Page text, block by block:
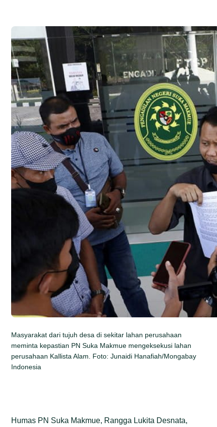
Masyarakat dari tujuh desa di sekitar lahan perusahaan
meminta kepastian PN Suka Makmue mengeksekusi lahan
perusahaan Kallista Alam. Foto: Junaidi Hanafiah/Mongabay
Indonesia
Humas PN Suka Makmue, Rangga Lukita Desnata,